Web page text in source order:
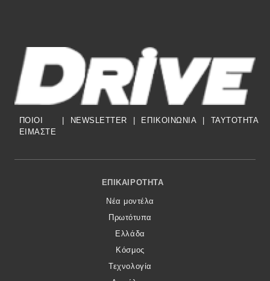
ΠΟΙΟΙ
ΕΙΜΑΣΤΕ
| NEWSLETTER | ΕΠΙΚΟΙΝΩΝΙΑ | TAYTOTHTA
Footer Menu
ΕΠΙΚΑΙΡΌΤΗΤΑ
Νέα μοντέλα
Πρωτότυπα
Ελλάδα
Κόσμος
Τεχνολογία